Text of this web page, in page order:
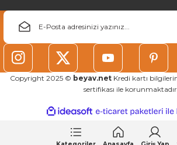
Copyright 2025 © beyav.netKredi kartı
sertifikası ile korunmaktadır.
ideasoft
e-